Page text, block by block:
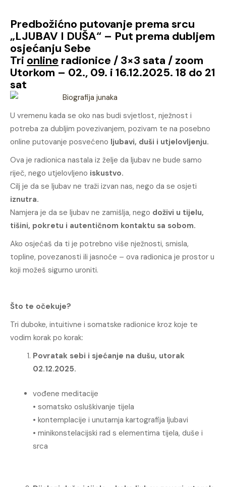
Predbožićno putovanje prema srcu
„LJUBAV I DUŠA“ – Put prema dubljem
osjećanju Sebe
Tri online radionice / 3×3 sata / zoom
Utorkom – 02., 09. i 16.12.2025. 18 do 21
sat
U vremenu kada se oko nas budi svjetlost, nježnost i
potreba za dubljim povezivanjem, pozivam te na posebno
online putovanje posvećeno ljubavi, duši i utjelovljenju.
Ova je radionica nastala iz želje da ljubav ne bude samo
riječ, nego utjelovljeno iskustvo.
Cilj je da se ljubav ne traži izvan nas, nego da se osjeti
iznutra.
Namjera je da se ljubav ne zamišlja, nego doživi u tijelu,
tišini, pokretu i autentičnom kontaktu sa sobom.
Ako osjećaš da ti je potrebno više nježnosti, smisla,
topline, povezanosti ili jasnoće – ova radionica je prostor u
koji možeš sigurno uroniti.
Što te očekuje?
Tri duboke, intuitivne i somatske radionice kroz koje te
vodim korak po korak:
Povratak sebi i sjećanje na dušu, utorak
02.12.2025.
vođene meditacije
• somatsko osluškivanje tijela
• kontemplacije i unutarnja kartografija ljubavi
• minikonstelacijski rad s elementima tijela, duše i
srca